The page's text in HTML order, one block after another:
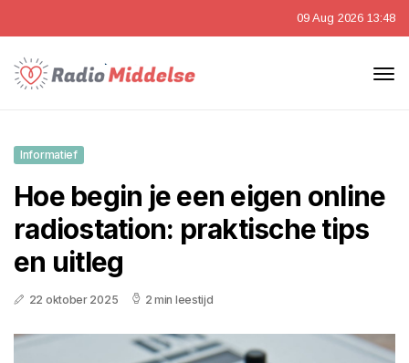
09 Aug 2026 13:48
Informatief
Hoe begin je een eigen online
radiostation: praktische tips
en uitleg
22 oktober 2025 2 min leestijd